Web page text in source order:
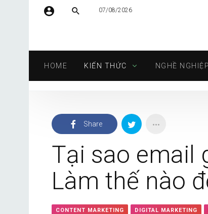
Mật khẩu
Tự động đăng nhập
07/08/2026
HOME KIẾN THỨC NGHỀ NGHIỆP
Share
Tại sao email
Làm thế nào
CONTENT MARKETING DIGITAL MARKETING